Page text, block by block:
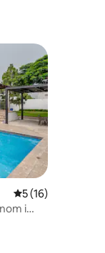
„Odabrali gosti”
Prosječna ocjena:
5 (16)
i